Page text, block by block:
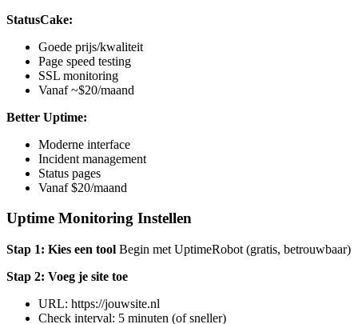
StatusCake:
Goede prijs/kwaliteit
Page speed testing
SSL monitoring
Vanaf ~$20/maand
Better Uptime:
Moderne interface
Incident management
Status pages
Vanaf $20/maand
Uptime Monitoring Instellen
Stap 1: Kies een tool Begin met UptimeRobot (gratis, betrouwbaar)
Stap 2: Voeg je site toe
URL: https://jouwsite.nl
Check interval: 5 minuten (of sneller)